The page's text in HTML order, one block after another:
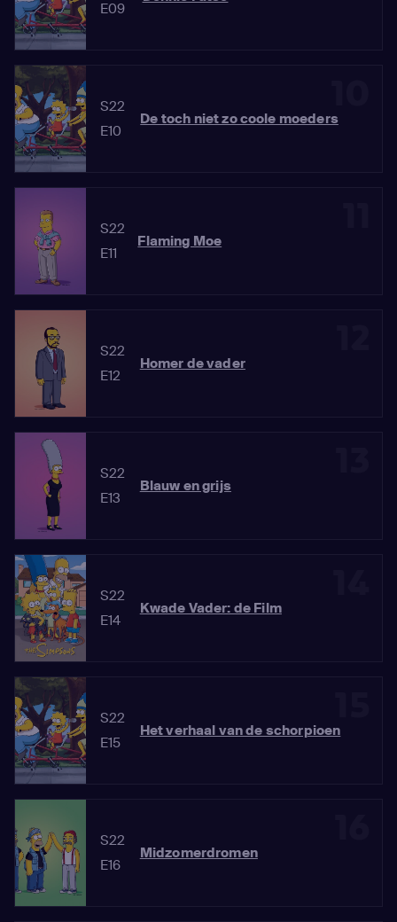
E09
S22
E10
De toch niet zo coole moeders
S22
E11
Flaming Moe
S22
E12
Homer de vader
S22
E13
Blauw en grijs
S22
E14
Kwade Vader: de Film
S22
E15
Het verhaal van de schorpioen
S22
E16
Midzomerdromen